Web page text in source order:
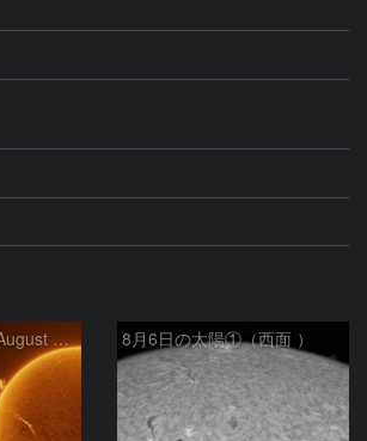
Sun in H-alpha on August 6, 2026 8月6日の太陽①（西面 ）